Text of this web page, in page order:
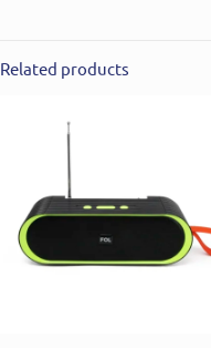
Related products